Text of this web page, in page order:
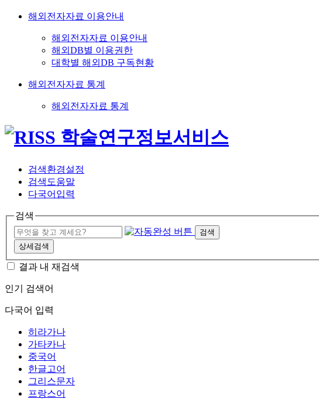
해외전자자료 이용안내
해외전자자료 이용안내
해외DB별 이용권한
대학별 해외DB 구독현황
해외전자자료 통계
해외전자자료 통계
검색환경설정
검색도움말
다국어입력
검색
검색
상세검색
결과 내 재검색
인기 검색어
다국어 입력
히라가나
가타카나
중국어
한글고어
그리스문자
프랑스어